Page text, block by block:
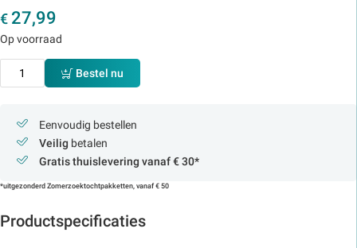
€ 27,99
Op voorraad
Bestel nu
Eenvoudig bestellen
Veilig betalen
Gratis thuislevering vanaf € 30*
*uitgezonderd Zomerzoektochtpakketten, vanaf € 50
Productspecificaties